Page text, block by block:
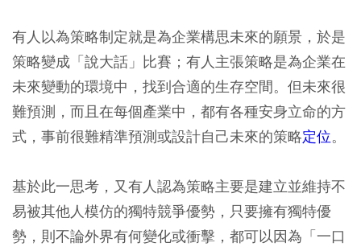
有人以為策略制定就是為企業構思未來的願景，於是
策略變成「說大話」比賽；有人主張策略是為企業在
未來變動的環境中，找到合適的生存空間。但未來很
難預測，而且在每個產業中，都有各種安身立命的方
式，事前很難精準預測或設計自己未來的策略定位。
基於此一思考，又有人認為策略主要是建立並維持不
易被其他人模仿的獨特競爭優勢，只要擁有獨特優
勢，則不論外界有何變化或衝擊，都可以因為「一口